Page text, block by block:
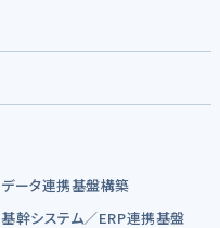
データ連携基盤構築
基幹システム／ERP連携基盤